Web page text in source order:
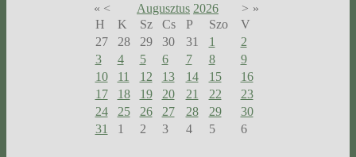
« < Augusztus 2026 > »
H
K Sz Cs P Szo
V
27
28 29 30 31 1
2
3
4 5 6 7 8
9
10
11 12 13 14 15
16
17
18 19 20 21 22
23
24
25 26 27 28 29
30
31
1 2 3 4 5 6